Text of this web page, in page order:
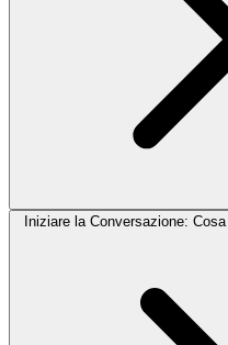
Iniziare la Conversazione: